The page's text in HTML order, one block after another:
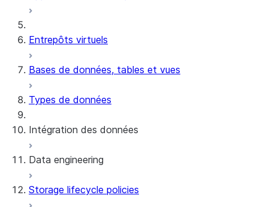
Entrepôts virtuels
Bases de données, tables et vues
Types de données
Intégration des données
Snowflake Openflow
Apache Iceberg™
Data engineering
Chargement des données
Storage lifecycle policies